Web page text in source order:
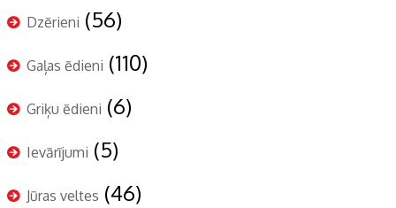
Dzērieni (56)
Gaļas ēdieni (110)
Griķu ēdieni (6)
Ievārījumi (5)
Jūras veltes (46)